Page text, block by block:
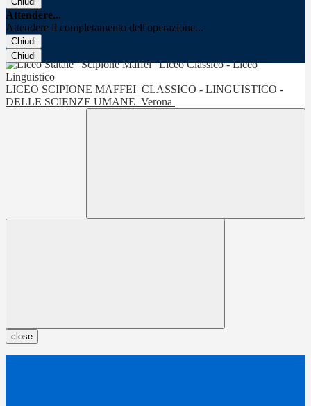
Attendere...
Attendere il completamento dell'operazione...
Chiudi
Chiudi
LICEO SCIPIONE MAFFEI CLASSICO - LINGUISTICO -
DELLE SCIENZE UMANE Verona
close